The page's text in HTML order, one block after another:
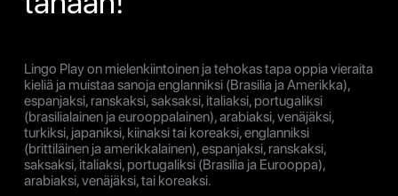
Lingo Play on mielenkiintoinen ja tehokas tapa oppia vieraita
kieliä ja muistaa sanoja englanniksi (Brasilia ja Amerikka),
espanjaksi, ranskaksi, saksaksi, italiaksi, portugaliksi
(brasilialainen ja eurooppalainen), arabiaksi, venäjäksi,
turkiksi, japaniksi, kiinaksi tai koreaksi, englanniksi
(brittiläinen ja amerikkalainen), espanjaksi, ranskaksi,
saksaksi, italiaksi, portugaliksi (Brasilia ja Eurooppa),
arabiaksi, venäjäksi, tai koreaksi.